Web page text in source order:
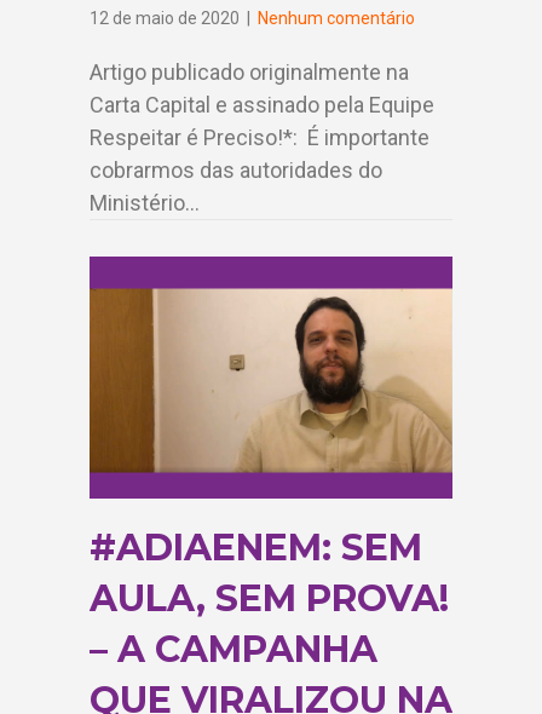
12 de maio de 2020 Nenhum comentário
Artigo publicado originalmente na
Carta Capital e assinado pela Equipe
Respeitar é Preciso!*: É importante
cobrarmos das autoridades do
Ministério…
#ADIAENEM: SEM
AULA, SEM PROVA!
– A CAMPANHA
QUE VIRALIZOU NA